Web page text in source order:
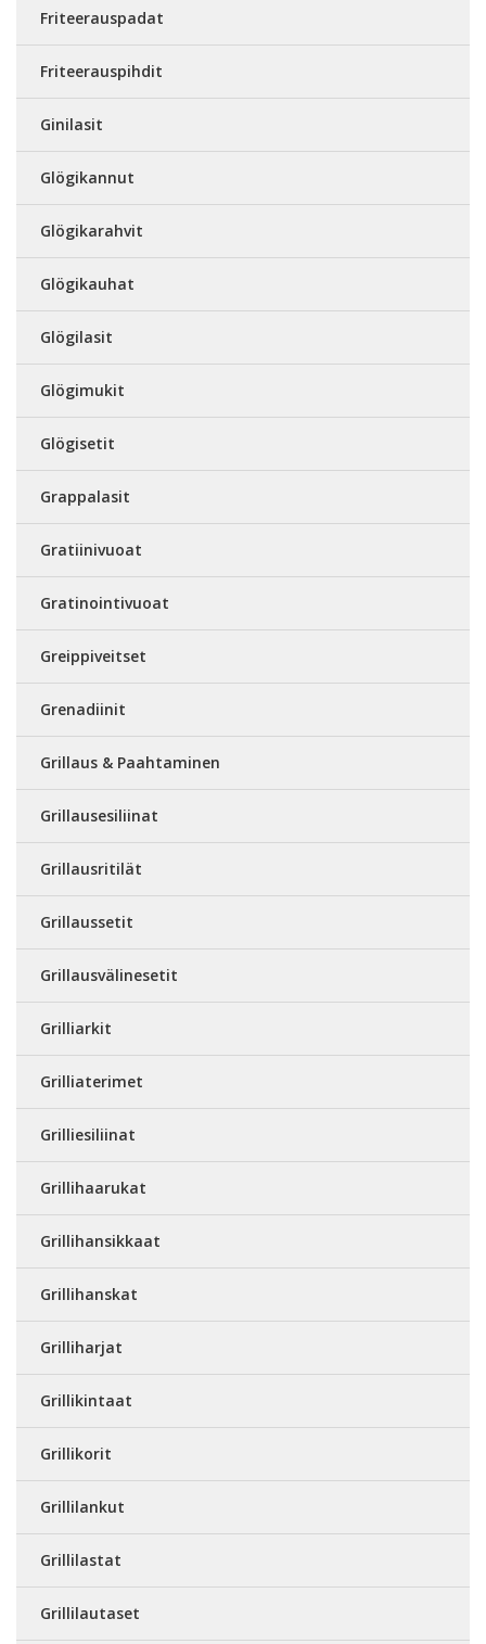
Friteerauspadat
Friteerauspihdit
Ginilasit
Glögikannut
Glögikarahvit
Glögikauhat
Glögilasit
Glögimukit
Glögisetit
Grappalasit
Gratiinivuoat
Gratinointivuoat
Greippiveitset
Grenadiinit
Grillaus & Paahtaminen
Grillausesiliinat
Grillausritilät
Grillaussetit
Grillausvälinesetit
Grilliarkit
Grilliaterimet
Grilliesiliinat
Grillihaarukat
Grillihansikkaat
Grillihanskat
Grilliharjat
Grillikintaat
Grillikorit
Grillilankut
Grillilastat
Grillilautaset